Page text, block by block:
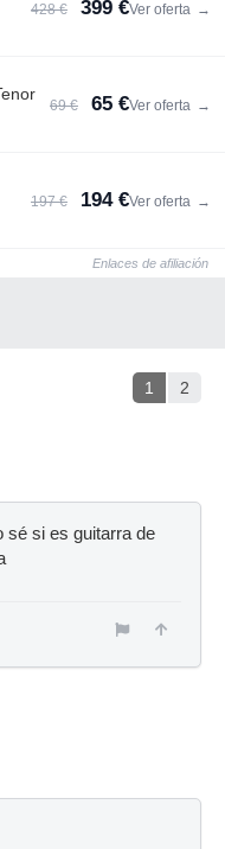
428 € 399 €Ver oferta →
69 € 65 €Ver oferta →
197 € 194 €Ver oferta →
Enlaces de afiliación
1 2
sé si es guitarra de